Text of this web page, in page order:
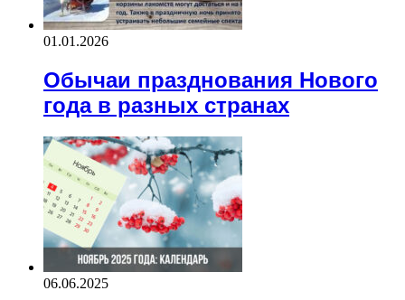
01.01.2026
Обычаи празднования Нового
года в разных странах
06.06.2025